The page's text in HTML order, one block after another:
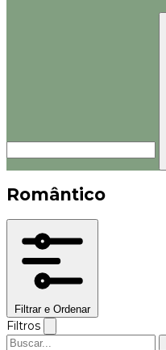
Romântico
Filtrar e Ordenar
Filtros